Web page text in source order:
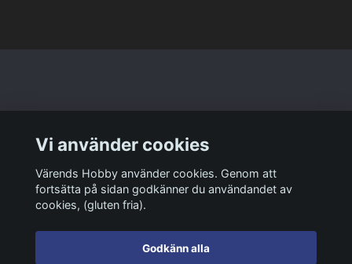
Sociala medier
Vi använder cookies
Värends Hobby använder cookies. Genom att
fortsätta på sidan godkänner du användandet av
cookies, (gluten fria).
Godkänn alla